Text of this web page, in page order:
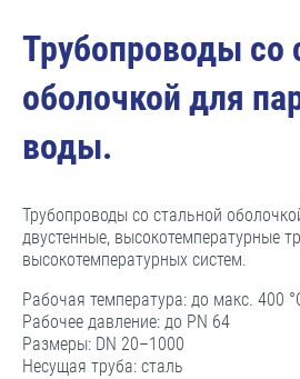
Трубопроводы со
оболочкой для
воды.
Трубопроводы со стальной
двустенные, высокотемпературные
высокотемпературных систем.
Рабочая температура: до макс. 400
Рабочее давление: до PN 64
Размеры: DN 20–1000
Несущая труба: сталь